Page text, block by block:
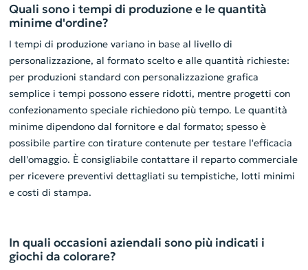
Quali sono i tempi di produzione e le quantità
minime d'ordine?
I tempi di produzione variano in base al livello di
personalizzazione, al formato scelto e alle quantità richieste:
per produzioni standard con personalizzazione grafica
semplice i tempi possono essere ridotti, mentre progetti con
confezionamento speciale richiedono più tempo. Le quantità
minime dipendono dal fornitore e dal formato; spesso è
possibile partire con tirature contenute per testare l'efficacia
dell'omaggio. È consigliabile contattare il reparto commerciale
per ricevere preventivi dettagliati su tempistiche, lotti minimi
e costi di stampa.
In quali occasioni aziendali sono più indicati i
giochi da colorare?